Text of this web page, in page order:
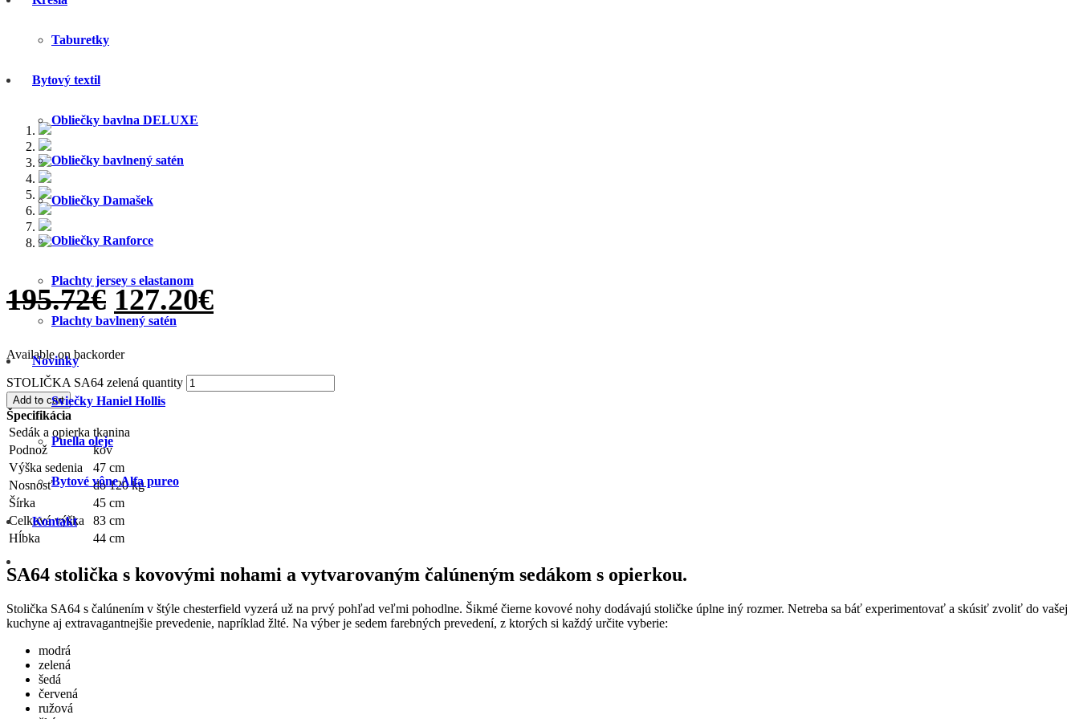
Taburetky
Bytový textil
Obliečky bavlna DELUXE
Obliečky bavlnený satén
Obliečky Damašek
Obliečky Ranforce
Plachty jersey s elastanom
Plachty bavlnený satén
Novinky
Sviečky Haniel Hollis
Puella oleje
Bytové vône Alfa pureo
Kontakt
195.72€ 127.20€
Available on backorder
STOLIČKA SA64 zelená quantity
Add to cart
Špecifikácia
Sedák a opierka tkanina
Podnož
kov
Výška sedenia
47 cm
Nosnosť
do 120 kg
Šírka
45 cm
Celková výška
83 cm
Hĺbka
44 cm
SA64 stolička s kovovými nohami a vytvarovaným čalúneným sedákom s opierkou.
Stolička SA64 s čalúnením v štýle chesterfield vyzerá už na prvý pohľad veľmi pohodlne. Šikmé čierne kovové nohy dodávajú stoličke úplne iný rozmer. Netreba sa báť experimentovať a skúsiť zvoliť do vašej
kuchyne aj extravagantnejšie prevedenie, napríklad žlté. Na výber je sedem farebných prevedení, z ktorých si každý určite vyberie:
modrá
zelená
šedá
červená
ružová